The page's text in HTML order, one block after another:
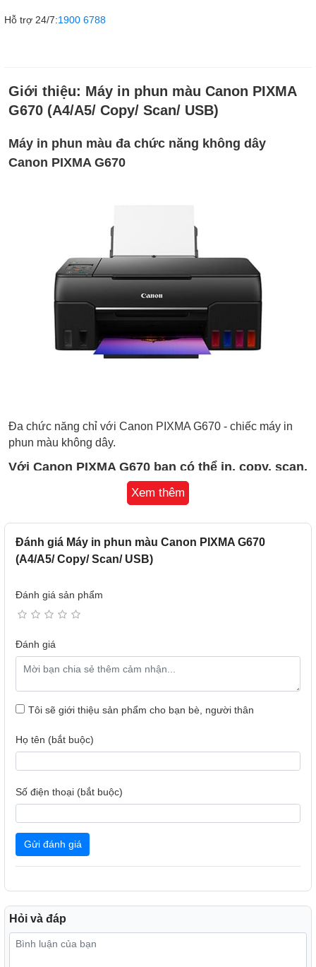
Hỗ trợ 24/7:1900 6788
Giới thiệu: Máy in phun màu Canon PIXMA
G670 (A4/A5/ Copy/ Scan/ USB)
Máy in phun màu đa chức năng không dây
Canon PIXMA G670
Đa chức năng chỉ với Canon PIXMA G670 - chiếc máy in
phun màu không dây.
Với Canon PIXMA G670 bạn có thể in, copy, scan,
quét tư liệu thuận lợi.
dụng Canon Print Inkjet / SELPHY và Canon Easy-
PhotoPrint Editor, in mọi thứ từ điện thoại thông minh, máy
tính bảng, máy tính xách tay và lưu trữ đám mây chưa bao
Hỗ trợ đa dạng khổ giấy, độ phân giải in lớn cho chất lượng
tuyệt vời.
Khổ giấy in đa dạng gồm: A4, A5, A6, B5, LTR, LGL, B-
Oficio, M-Oficio, Foolscap, FS, Executive, Bao thư [#10, DL,
C5, Monarch], 4 x 6", 5 x 7", 7 x 10", 8 x 10"
Ngoài ra với máy in Canon có thể in khổ A4 kéo dài lên đến
Xem thêm
Đánh giá Máy in phun màu Canon PIXMA G670
(A4/A5/ Copy/ Scan/ USB)
Đánh giá sản phẩm
Đánh giá
Tôi sẽ giới thiệu sản phẩm cho bạn bè, người thân
Họ tên (bắt buộc)
Số điện thoại (bắt buộc)
Gửi đánh giá
Hỏi và đáp